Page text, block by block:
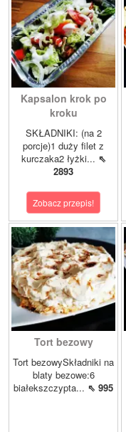
Kapsalon krok po
kroku
SKŁADNIKI: (na 2
porcje)1 duży filet z
kurczaka2 łyżki... ⇖
2893
Zobacz przepis!
Tort bezowy
Tort bezowySkładniki na
blaty bezowe:6
białekszczypta... ⇖ 995